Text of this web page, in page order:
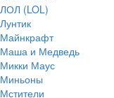
ЛОЛ (LOL)
Лунтик
Майнкрафт
Маша и Медведь
Микки Маус
Миньоны
Мстители